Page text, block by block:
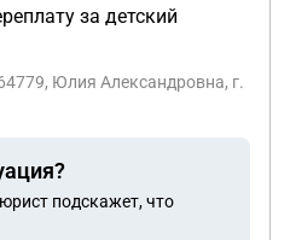
за детский
Юлия Александровна, г.
подскажет, что